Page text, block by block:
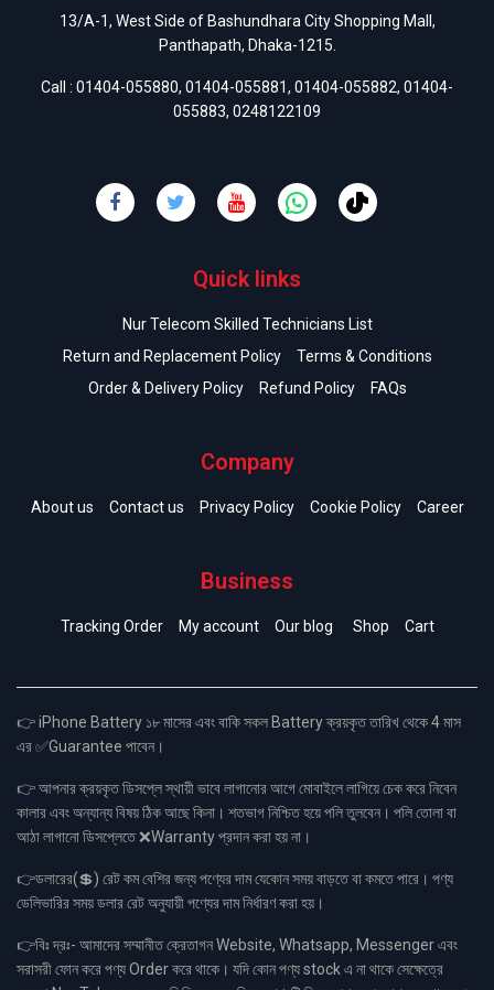
13/A-1, West Side of Bashundhara City Shopping Mall,
Panthapath, Dhaka-1215.
Call : 01404-055880, 01404-055881, 01404-055882, 01404-
055883, 0248122109
Quick links
Nur Telecom Skilled Technicians List
Return and Replacement Policy
Terms & Conditions
Order & Delivery Policy
Refund Policy FAQs
Company
About us Contact us Privacy Policy Cookie Policy Career
Business
Tracking Order My account Our blog Shop Cart
👉 iPhone Battery ১৮ মাসের এবং বাকি সকল Battery ক্রয়কৃত তারিখ থেকে 4 মাস
এর ✅Guarantee পাবেন।
👉 আপনার ক্রয়কৃত ডিসপ্লে স্থায়ী ভাবে লাগানোর আগে মোবাইলে লাগিয়ে চেক করে নিবেন
কালার এবং অন্যান্য বিষয় ঠিক আছে কিনা। শতভাগ নিশ্চিত হয়ে পলি তুলবেন। পলি তোলা বা
আঠা লাগানো ডিসপ্লেতে ❌Warranty প্রদান করা হয় না।
👉ডলারের(💲) রেট কম বেশির জন্য পণ্যের দাম যেকোন সময় বাড়তে বা কমতে পারে। পণ্য
ডেলিভারির সময় ডলার রেট অনুযায়ী পণ্যের দাম নির্ধারণ করা হয়।
👉বিঃ দ্রঃ- আমাদের সম্মানীত ক্রেতাগন Website, Whatsapp, Messenger এবং
সরাসরী ফোন করে পণ্য Order করে থাকে। যদি কোন পণ্য stock এ না থাকে সেক্ষেত্রে